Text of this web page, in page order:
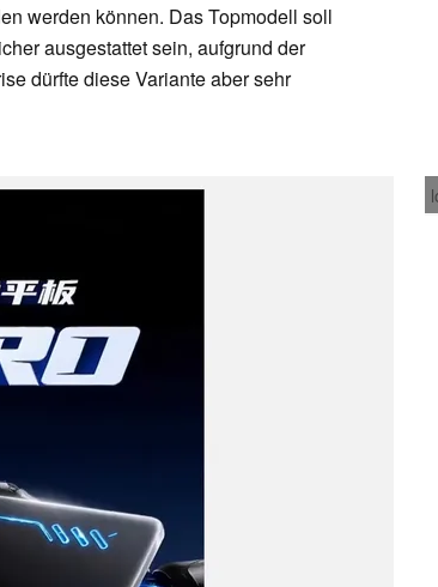
werden können. Das Topmodell soll
ausgestattet sein, aufgrund der
dürfte diese Variante aber sehr